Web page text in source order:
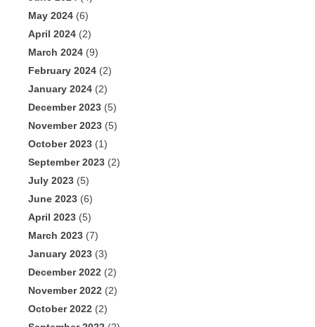
May 2024 (6)
April 2024 (2)
March 2024 (9)
February 2024 (2)
January 2024 (2)
December 2023 (5)
November 2023 (5)
October 2023 (1)
September 2023 (2)
July 2023 (5)
June 2023 (6)
April 2023 (5)
March 2023 (7)
January 2023 (3)
December 2022 (2)
November 2022 (2)
October 2022 (2)